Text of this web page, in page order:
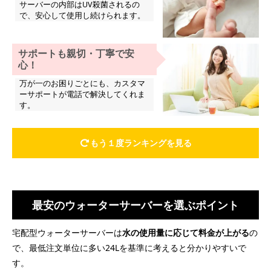
サーバーの内部はUV殺菌されるの
で、安心して使用し続けられます。
サポートも親切・丁寧で安
心！
万が一のお困りごとにも、カスタマ
ーサポートが電話で解決してくれま
す。
もう１度ランキングを見る
最安のウォーターサーバーを選ぶポイント
宅配型ウォーターサーバーは水の使用量に応じて料金が上がるの
で、最低注文単位に多い24Lを基準に考えると分かりやすいで
す。